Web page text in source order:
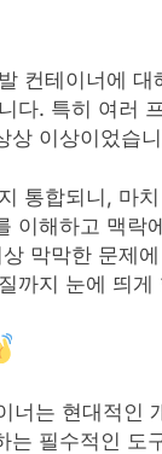
컨테이너에
다. 특히 여러
상 이상이었습
통합되니, 마치
이해하고 맥락
막막한 문제
까지 눈에 띄게
너는 현대적인
는 필수적인 도